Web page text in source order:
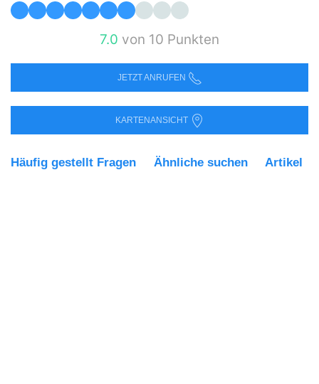
7.0 von 10 Punkten
JETZT ANRUFEN
KARTENANSICHT
Häufig gestellt Fragen Ähnliche suchen Artikel